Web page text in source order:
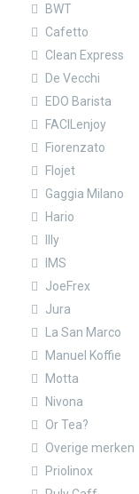
BWT
Cafetto
Clean Express
De Vecchi
EDO Barista
FACILenjoy
Fiorenzato
Flojet
Gaggia Milano
Hario
Illy
IMS
JoeFrex
Jura
La San Marco
Manuel Koffie
Motta
Nivona
Or Tea?
Overige merken
Priolinox